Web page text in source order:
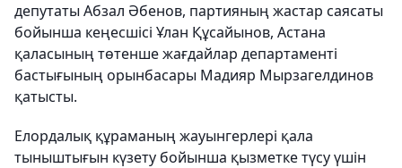
депутаты Абзал Әбенов, партияның жастар саясаты
бойынша кеңесшісі Ұлан Құсайынов, Астана
қаласының төтенше жағдайлар департаменті
бастығының орынбасары Мадияр Мырзагелдинов
қатысты.
Елордалық құраманың жауынгерлері қала
тыныштығын күзету бойынша қызметке түсу үшін